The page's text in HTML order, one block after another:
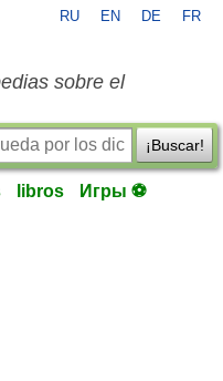
RU EN DE FR
sobre el
¡Buscar!
libros Игры ⚽